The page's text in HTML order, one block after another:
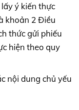
ý kiến thực
khoản 2 Điều
thức gửi phiếu
hiện theo quy
nội dung chủ yếu